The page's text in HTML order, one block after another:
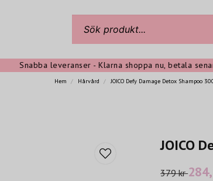
Snabba leveranser - Klarna shoppa nu, betala senare
Hem Hårvård JOICO Defy Damage Detox Shampoo
JOICO
379 kr